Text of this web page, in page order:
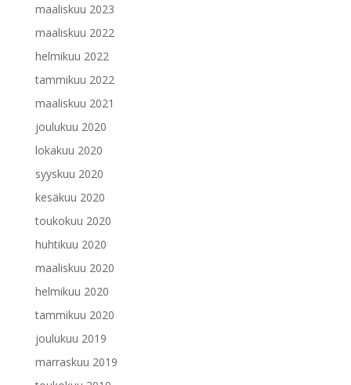
maaliskuu 2023
maaliskuu 2022
helmikuu 2022
tammikuu 2022
maaliskuu 2021
joulukuu 2020
lokakuu 2020
syyskuu 2020
kesäkuu 2020
toukokuu 2020
huhtikuu 2020
maaliskuu 2020
helmikuu 2020
tammikuu 2020
joulukuu 2019
marraskuu 2019